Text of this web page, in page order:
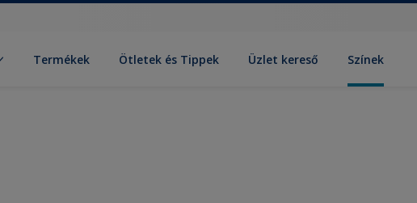
Termékek Ötletek és Tippek Üzlet kereső Színek